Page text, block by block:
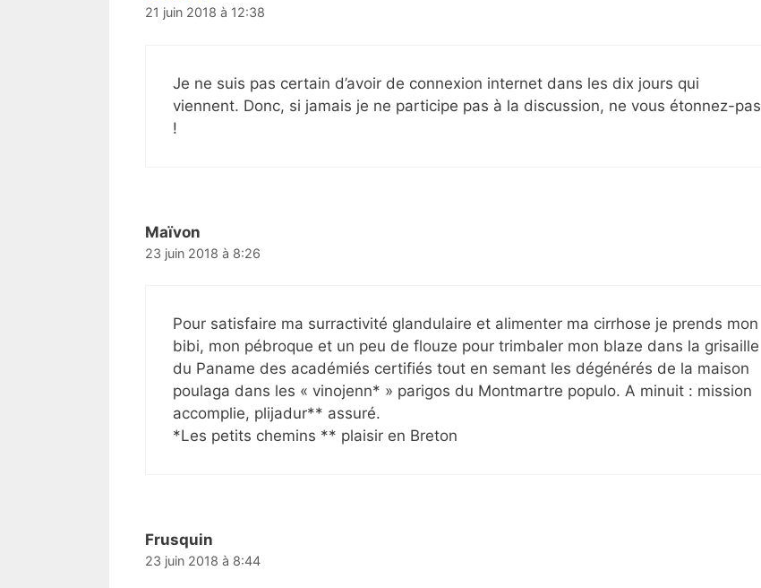
21 juin 2018 à 12:38
Je ne suis pas certain d’avoir de connexion internet dans les dix jours qui
viennent. Donc, si jamais je ne participe pas à la discussion, ne vous étonnez-pas
!
Maïvon
23 juin 2018 à 8:26
Pour satisfaire ma surractivité glandulaire et alimenter ma cirrhose je prends mon
bibi, mon pébroque et un peu de flouze pour trimbaler mon blaze dans la grisaille
du Paname des académiés certifiés tout en semant les dégénérés de la maison
poulaga dans les « vinojenn* » parigos du Montmartre populo. A minuit : mission
accomplie, plijadur** assuré.
*Les petits chemins ** plaisir en Breton
Frusquin
23 juin 2018 à 8:44